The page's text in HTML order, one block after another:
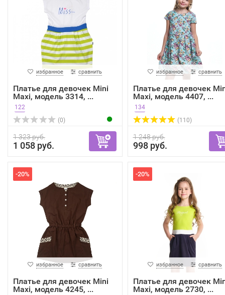
избранное сравнить
Платье для девочек Mini
Maxi, модель 3314, ...
122
(0)
1 323 руб.
1 058 руб.
избранное сравнить
Платье для девочек
Maxi, модель 4407, ...
134
(110)
1 248 руб.
998 руб.
-20%
избранное сравнить
Платье для девочек Mini
Maxi, модель 4245, ...
-20%
избранное сравнить
Платье для девочек
Maxi, модель 2730, ...